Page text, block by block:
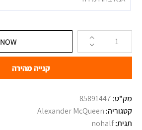
קנייה מהירה
מק"ט: 85891447
קטגוריה: Alexander McQueen
תגית:nohalf